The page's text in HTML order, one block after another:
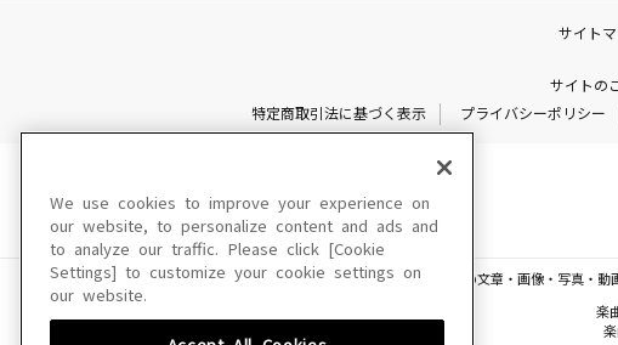
サイト
サイトの
特定商取引法に基づく表示
プライバシーポリシー
このサイトに掲載されている一切の文章・画像・写真・
楽
We use cookies to improve your experience on
our website, to personalize content and ads and
to analyze our traffic. Please click [Cookie
Settings] to customize your cookie settings on
our website.